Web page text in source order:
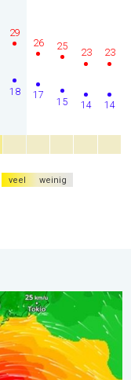
18
29
17
26
15
25
14
23
14
23
veel weinig
regen en wind. . .